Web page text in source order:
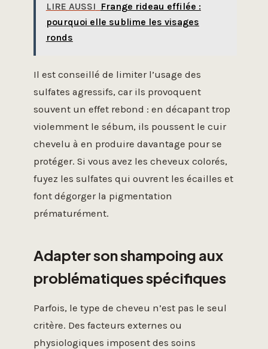
LIRE AUSSI Frange rideau effilée :
pourquoi elle sublime les visages
ronds
Il est conseillé de limiter l’usage des
sulfates agressifs, car ils provoquent
souvent un effet rebond : en décapant trop
violemment le sébum, ils poussent le cuir
chevelu à en produire davantage pour se
protéger. Si vous avez les cheveux colorés,
fuyez les sulfates qui ouvrent les écailles et
font dégorger la pigmentation
prématurément.
Adapter son shampoing aux
problématiques spécifiques
Parfois, le type de cheveu n’est pas le seul
critère. Des facteurs externes ou
physiologiques imposent des soins